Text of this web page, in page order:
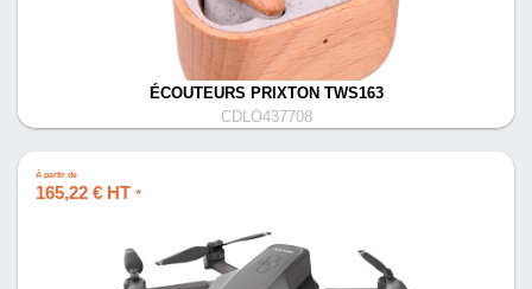
ÉCOUTEURS PRIXTON TWS163
CDLO437708
À partir de
165,22 € HT *